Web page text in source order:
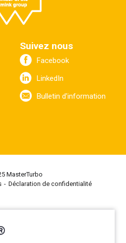
Suivez nous
Facebook
LinkedIn
Bulletin d'information
MasterTurbo
Déclaration de confidentialité